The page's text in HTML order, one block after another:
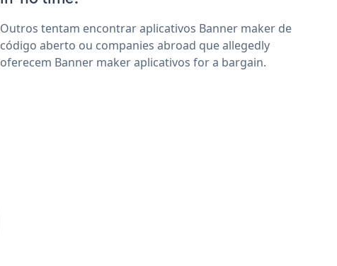
Outros tentam encontrar aplicativos Banner maker de
código aberto ou companies abroad que allegedly
oferecem Banner maker aplicativos for a bargain.